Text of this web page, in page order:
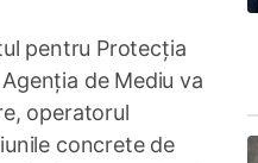
pentru Protecția
de Mediu va
operatorul
concrete de